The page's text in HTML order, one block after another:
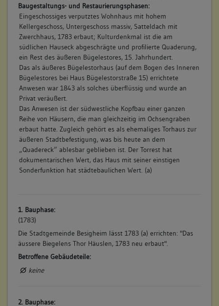
Baugestaltungs- und Restaurierungsphasen:
Eingeschossiges verputztes Wohnhaus mit hohem
Kellergeschoss, Untergeschoss massiv, Satteldach mit
Zwerchhaus, 1783 erbaut; Kulturdenkmal ist die am
südlichen Hauseck abgeschrägte und profilierte Quaderung,
ein Rest des äußeren Bügelestores, 15. Jahrhundert.
Das als äußeres Bügelestorhaus (auf dem Bogen des Inneren
Bügelestores bei Haus Bügelestorstraße 15) errichtete
Anwesen war 1843 als solches überflüssig und wurde an
Privat veräußert.
Das Anwesen ist der südwestliche Kopfbau einer ganzen
Reihe von Häusern, die man gleichzeitig im Ochsengraben
erbaut hatte. Zugleich gehört es als ehemaliges Torhaus zur
äußeren Stadtbefestigung, was bis heute an dem
„Quadereck“ ablesbar geblieben ist. Der Torrest hat
dokumentarischen Wert, das Haus mit seiner einstigen
Sonderfunktion hat städtebaulichen Wert. (a)
1. Bauphase:
(1783)
Die Stadtgemeinde Besigheim lässt 1783 (a) errichten: "Das
äussere Biegelens Thor Häuslen, 1783 neu erbaut".
Betroffene Gebäudeteile:
keine
2. Bauphase: